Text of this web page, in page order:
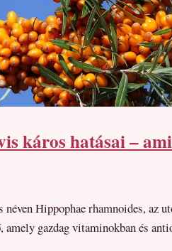
káros hatásai –
Hippophae rhamnoides, az
gazdag vitaminokban és